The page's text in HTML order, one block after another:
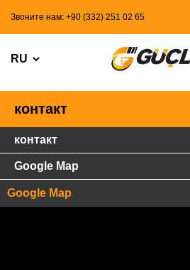
Звоните нам: +90 (332) 251 02 65
контакт
контакт
Google Map
Google Map